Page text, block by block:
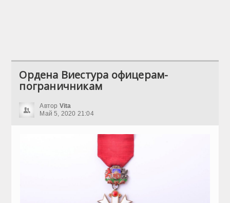
Ордена Виестура офицерам-
пограничникам
Автор Vita
Май 5, 2020 21:04